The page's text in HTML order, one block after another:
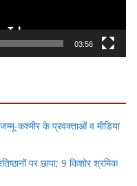
03:56
कश्मीर के प्रवक्ताओं व मीडिया
पर छापा; 9 किशोर श्रमिक